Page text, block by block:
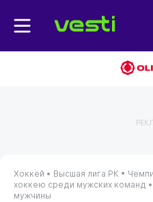
Хоккей • Высшая лига РК •
хоккею среди мужских команд •
мужчины